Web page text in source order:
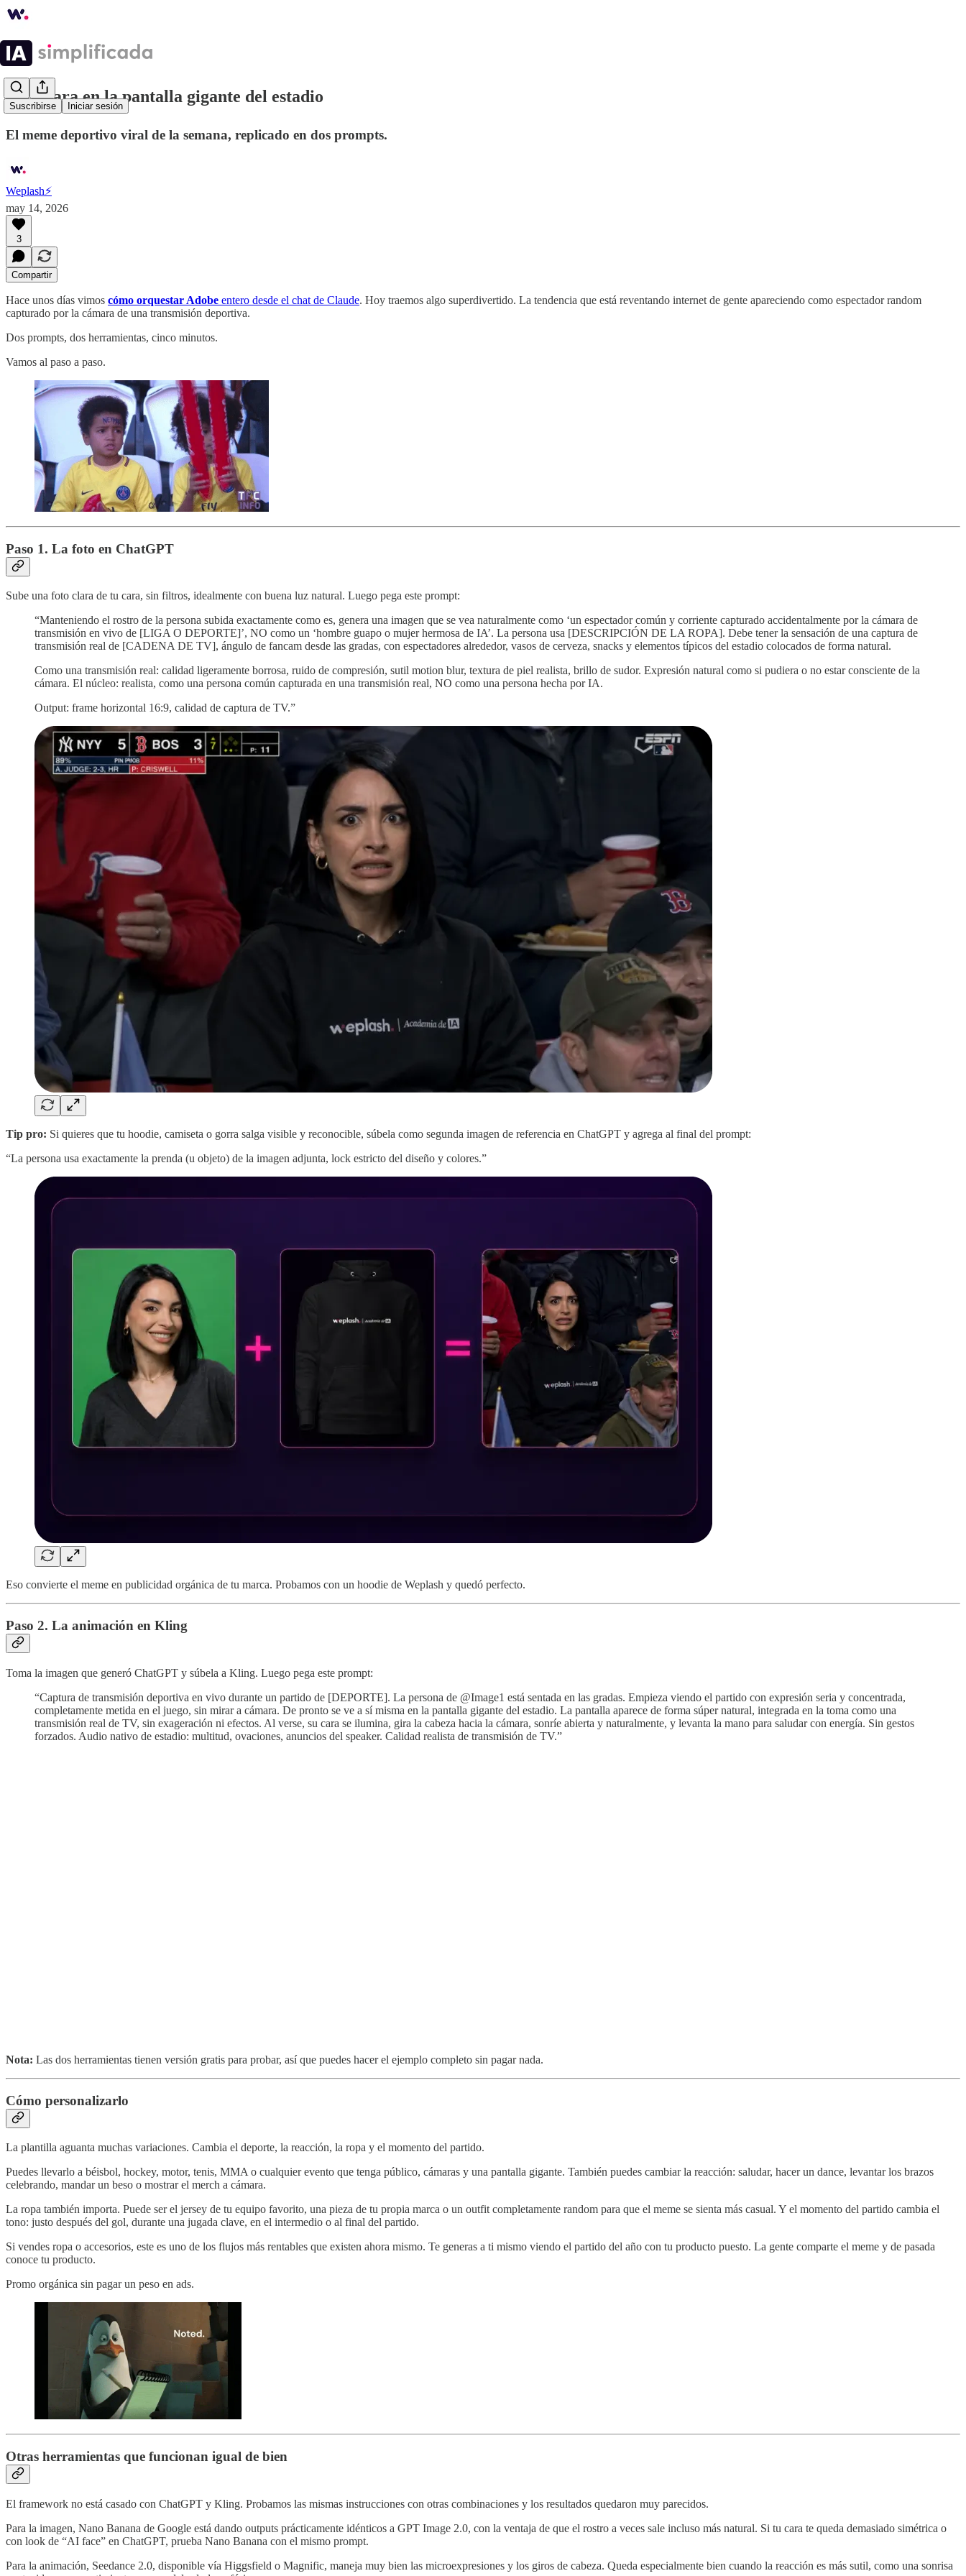
Suscribirse Iniciar sesión
⚡️ Tu cara en la pantalla gigante del estadio
El meme deportivo viral de la semana, replicado en dos prompts.
Weplash⚡️
may 14, 2026
3
Compartir
Hace unos días vimos cómo orquestar Adobe entero desde el chat de Claude. Hoy traemos algo superdivertido. La tendencia que está reventando internet de gente apareciendo como espectador random
capturado por la cámara de una transmisión deportiva.
Dos prompts, dos herramientas, cinco minutos.
Vamos al paso a paso.
Paso 1. La foto en ChatGPT
Sube una foto clara de tu cara, sin filtros, idealmente con buena luz natural. Luego pega este prompt:
“Manteniendo el rostro de la persona subida exactamente como es, genera una imagen que se vea naturalmente como ‘un espectador común y corriente capturado accidentalmente por la cámara de
transmisión en vivo de [LIGA O DEPORTE]’, NO como un ‘hombre guapo o mujer hermosa de IA’. La persona usa [DESCRIPCIÓN DE LA ROPA]. Debe tener la sensación de una captura de
transmisión real de [CADENA DE TV], ángulo de fancam desde las gradas, con espectadores alrededor, vasos de cerveza, snacks y elementos típicos del estadio colocados de forma natural.
Como una transmisión real: calidad ligeramente borrosa, ruido de compresión, sutil motion blur, textura de piel realista, brillo de sudor. Expresión natural como si pudiera o no estar consciente de la
cámara. El núcleo: realista, como una persona común capturada en una transmisión real, NO como una persona hecha por IA.
Output: frame horizontal 16:9, calidad de captura de TV.”
Tip pro: Si quieres que tu hoodie, camiseta o gorra salga visible y reconocible, súbela como segunda imagen de referencia en ChatGPT y agrega al final del prompt:
“La persona usa exactamente la prenda (u objeto) de la imagen adjunta, lock estricto del diseño y colores.”
Eso convierte el meme en publicidad orgánica de tu marca. Probamos con un hoodie de Weplash y quedó perfecto.
Paso 2. La animación en Kling
Toma la imagen que generó ChatGPT y súbela a Kling. Luego pega este prompt:
“Captura de transmisión deportiva en vivo durante un partido de [DEPORTE]. La persona de @Image1 está sentada en las gradas. Empieza viendo el partido con expresión seria y concentrada,
completamente metida en el juego, sin mirar a cámara. De pronto se ve a sí misma en la pantalla gigante del estadio. La pantalla aparece de forma súper natural, integrada en la toma como una
transmisión real de TV, sin exageración ni efectos. Al verse, su cara se ilumina, gira la cabeza hacia la cámara, sonríe abierta y naturalmente, y levanta la mano para saludar con energía. Sin gestos
forzados. Audio nativo de estadio: multitud, ovaciones, anuncios del speaker. Calidad realista de transmisión de TV.”
Nota: Las dos herramientas tienen versión gratis para probar, así que puedes hacer el ejemplo completo sin pagar nada.
Cómo personalizarlo
La plantilla aguanta muchas variaciones. Cambia el deporte, la reacción, la ropa y el momento del partido.
Puedes llevarlo a béisbol, hockey, motor, tenis, MMA o cualquier evento que tenga público, cámaras y una pantalla gigante. También puedes cambiar la reacción: saludar, hacer un dance, levantar los brazos
celebrando, mandar un beso o mostrar el merch a cámara.
La ropa también importa. Puede ser el jersey de tu equipo favorito, una pieza de tu propia marca o un outfit completamente random para que el meme se sienta más casual. Y el momento del partido cambia el
tono: justo después del gol, durante una jugada clave, en el intermedio o al final del partido.
Si vendes ropa o accesorios, este es uno de los flujos más rentables que existen ahora mismo. Te generas a ti mismo viendo el partido del año con tu producto puesto. La gente comparte el meme y de pasada
conoce tu producto.
Promo orgánica sin pagar un peso en ads.
Otras herramientas que funcionan igual de bien
El framework no está casado con ChatGPT y Kling. Probamos las mismas instrucciones con otras combinaciones y los resultados quedaron muy parecidos.
Para la imagen, Nano Banana de Google está dando outputs prácticamente idénticos a GPT Image 2.0, con la ventaja de que el rostro a veces sale incluso más natural. Si tu cara te queda demasiado simétrica o
con look de “AI face” en ChatGPT, prueba Nano Banana con el mismo prompt.
Para la animación, Seedance 2.0, disponible vía Higgsfield o Magnific, maneja muy bien las microexpresiones y los giros de cabeza. Queda especialmente bien cuando la reacción es más sutil, como una sonrisa